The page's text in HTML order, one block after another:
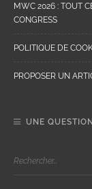
MWC 2026 : TOUT
CONGRESS
POLITIQUE DE
PROPOSER UN
UNE